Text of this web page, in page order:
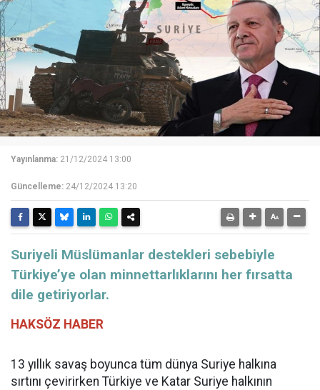
Yayınlanma: 21/12/2024 13:00
Güncelleme: 24/12/2024 13:20
Suriyeli Müslümanlar destekleri sebebiyle
Türkiye’ye olan minnettarlıklarını her fırsatta
dile getiriyorlar.
HAKSÖZ HABER
13 yıllık savaş boyunca tüm dünya Suriye halkına
sırtını çevirirken Türkiye ve Katar Suriye halkının